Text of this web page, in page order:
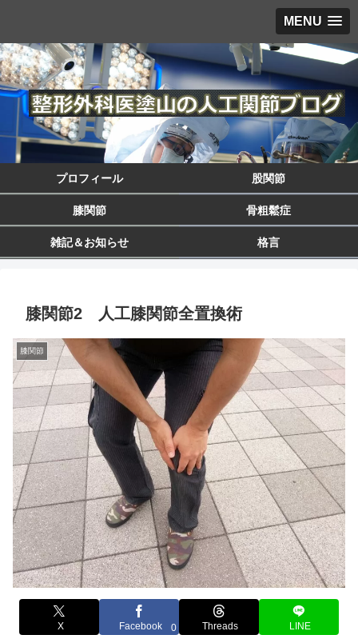
MENU
プロフィール 股関節
膝関節 骨粗鬆症
雑記＆お知らせ 格言
膝関節2 人工膝関節全置換術
膝関節
X Facebook 0 Threads LINE